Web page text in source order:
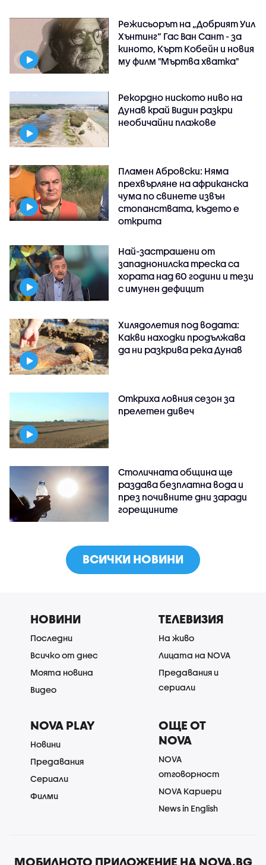
Режисьорът на „Добрият Уил
Хънтинг“ Гас Ван Сант - за
киното, Кърт Кобейн и новия
му филм "Мъртва хватка"
Рекордно ниското ниво на
Дунав край Видин разкри
необичайни плажове
Пламен Абровски: Няма
прехвърляне на африканска
чума по свинете извън
стопанствата, където е
открита
Най-застрашени от
западнонилска треска са
хората над 60 години и тези
с имунен дефицит
Хилядолетия под водата:
Какви находки продължава
да ни разкрива река Дунав
Откриха ловния сезон за
прелетен дивеч
Столичната община ще
раздава безплатна вода и
през почивните дни заради
горещините
ВСИЧКИ НОВИНИ
НОВИНИ
Последни
Всичко от днес
Моята новина
Видео
ТЕЛЕВИЗИЯ
На живо
Лицата на NOVA
Предавания и
сериали
NOVA PLAY
Новини
Предавания
Сериали
Филми
ОЩЕ ОТ
NOVA
NOVA
отговорност
NOVA Кариери
News in English
МОБИЛНОТО ПРИЛОЖЕНИЕ НА NOVA.BG